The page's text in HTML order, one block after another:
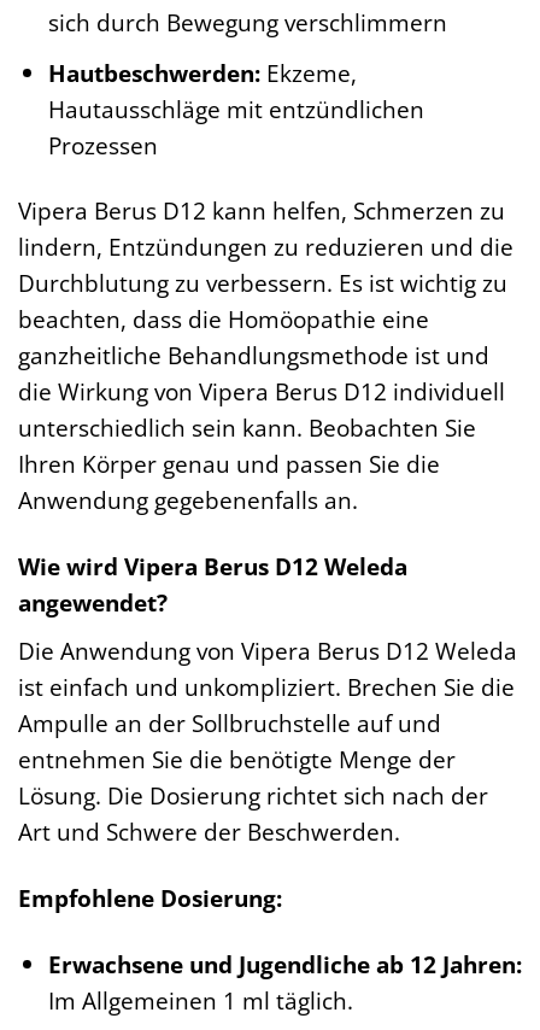
sich durch Bewegung verschlimmern
Hautbeschwerden:Ekzeme,
Hautausschläge mit entzündlichen
Prozessen
Vipera Berus D12 kann helfen, Schmerzen zu
lindern, Entzündungen zu reduzieren und die
Durchblutung zu verbessern. Es ist wichtig zu
beachten, dass die Homöopathie eine
ganzheitliche Behandlungsmethode ist und
die Wirkung von Vipera Berus D12 individuell
unterschiedlich sein kann. Beobachten Sie
Ihren Körper genau und passen Sie die
Anwendung gegebenenfalls an.
Wie wird Vipera Berus D12 Weleda
angewendet?
Die Anwendung von Vipera Berus D12 Weleda
ist einfach und unkompliziert. Brechen Sie die
Ampulle an der Sollbruchstelle auf und
entnehmen Sie die benötigte Menge der
Lösung. Die Dosierung richtet sich nach der
Art und Schwere der Beschwerden.
Empfohlene Dosierung:
Erwachsene und Jugendliche ab 12 Jahren:
Im Allgemeinen 1 ml täglich.